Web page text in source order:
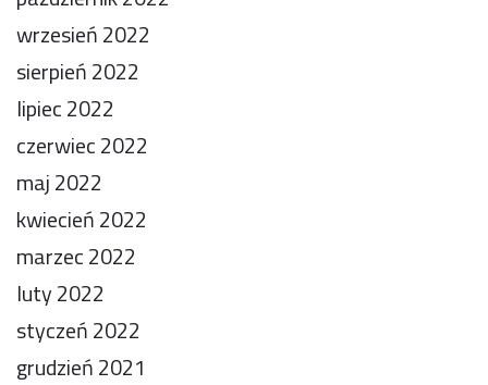
wrzesień 2022
sierpień 2022
lipiec 2022
czerwiec 2022
maj 2022
kwiecień 2022
marzec 2022
luty 2022
styczeń 2022
grudzień 2021